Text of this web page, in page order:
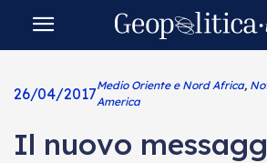
26/04/2017Medio Oriente e Nord Africa,
America
Il nuovo